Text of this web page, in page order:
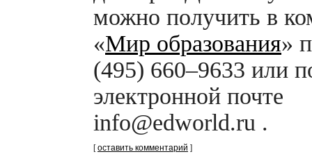
можно получить в
«Мир образования»
(495) 660–9633 или
электронной почте
info@edworld.ru .
[оставить комментарий ]